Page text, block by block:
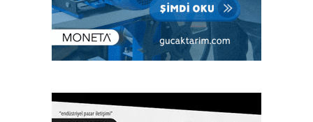
yapacak Artkim Fuarcılık, kimya sektöründen 200’ün
üzerinde firmanın katılacağı ve üç gün sürecek
etkinliklerde 10 bin ziyaretçiyi ağırlamayı hedefliyor.